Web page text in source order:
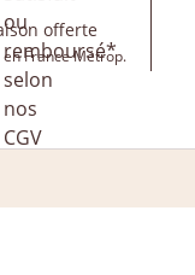
offerte
en France Métrop.